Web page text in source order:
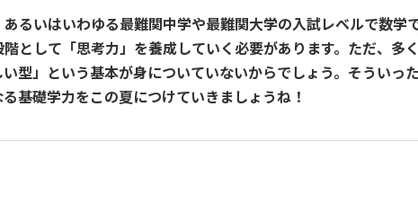
るいはいわゆる最難関中学や最難関大学の入試レベルで数学
として「思考力」を養成していく必要があります。ただ、多
型」という基本が身についていないからでしょう。そういっ
基礎学力をこの夏につけていきましょうね！